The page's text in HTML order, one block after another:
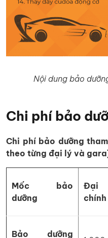
Nội dung bảo
Chi phí bảo
Chi phí bảo dưỡng
theo từng đại lý và
Mốc bảo
dưỡng
Đại
Bảo dưỡng